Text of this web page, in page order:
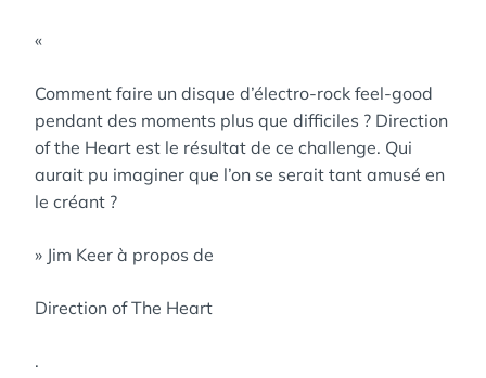
«
Comment faire un disque d’électro-rock feel-good
pendant des moments plus que difficiles ? Direction
of the Heart est le résultat de ce challenge. Qui
aurait pu imaginer que l’on se serait tant amusé en
le créant ?
» Jim Keer à propos de
Direction of The Heart
.